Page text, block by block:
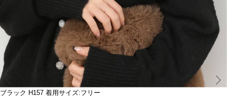
ブラック H157 着用サイズ:フリー